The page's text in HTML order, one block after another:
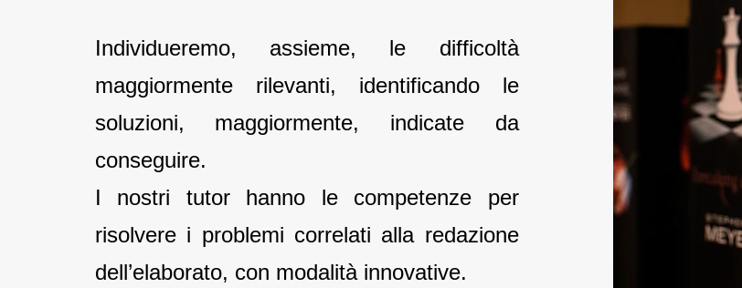
Individueremo, assieme, le difficoltà
maggiormente rilevanti, identificando le
soluzioni, maggiormente, indicate da
conseguire.
I nostri tutor hanno le competenze per
risolvere i problemi correlati alla redazione
dell’elaborato, con modalità innovative.